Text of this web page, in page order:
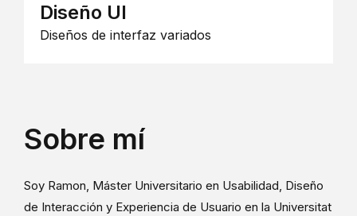
Diseño UI
Diseños de interfaz variados
Sobre mí
Soy Ramon, Máster Universitario en Usabilidad, Diseño
de Interacción y Experiencia de Usuario en la Universitat